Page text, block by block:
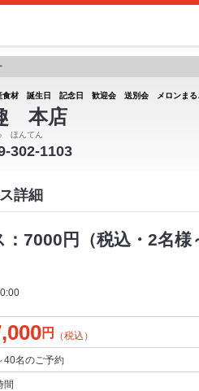
食材 誕生日 記念日 歓迎会 送別会 メロンまる
本店
ほんてん
302-1103
詳細
7000円（税込・2名様
円 （税込）
40名のご予約
間